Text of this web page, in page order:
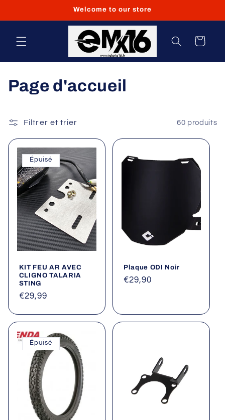
au
Welcome to our store
Panier
C
l
l
e
c
o
Page d'accueil
Filtrer et trier 60 produits
Épuisé
KIT FEU AR AVEC
CLIGNO TALARIA
STING
Prix
€29,99
Plaque ODI Noir
Prix
€29,90
Épuisé